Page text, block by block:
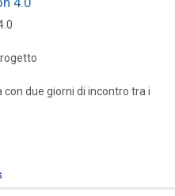
con due giorni di incontro tra i